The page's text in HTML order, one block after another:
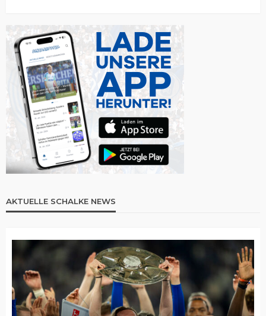
AKTUELLE SCHALKE NEWS